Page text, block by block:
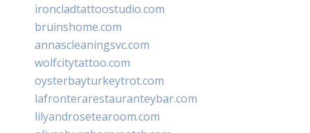
ironcladtattoostudio.com
bruinshome.com
annascleaningsvc.com
wolfcitytattoo.com
oysterbayturkeytrot.com
lafronterarestauranteybar.com
lilyandrosetearoom.com